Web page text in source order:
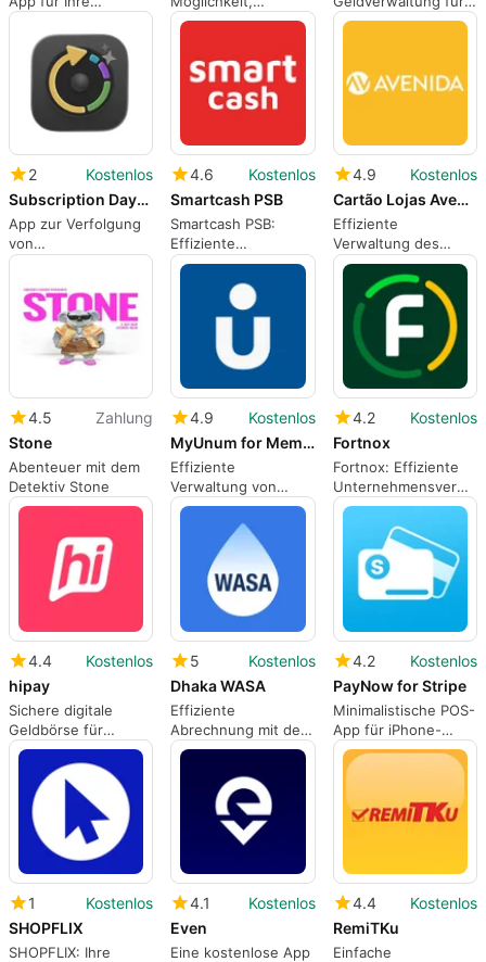
Aufgaben im
Immobilienmanagement
Ausgaben zu
teilen
alle
2
Kostenlos
Subscription Day2 Calendar
App zur Verfolgung
von
Dienstabonnements
4.6
Kostenlos
Smartcash PSB
Smartcash PSB:
Effiziente
Finanzverwaltung
auf dem iPhone
4.9
Kostenlos
Cartão Lojas Avenida
Effiziente
Verwaltung des
Cartão Avenida
4.5
Zahlung
Stone
Abenteuer mit dem
Detektiv Stone
4.9
Kostenlos
MyUnum for Members
Effiziente
Verwaltung von
Ansprüchen mit
4.2
Kostenlos
Fortnox
Fortnox: Effiziente
für iPhone
4.4
Kostenlos
hipay
Sichere digitale
Geldbörse für
iPhone-Nutzer
5
Kostenlos
Dhaka WASA
Effiziente
Abrechnung mit der
Dhaka WASA App
4.2
Kostenlos
PayNow for Stripe
Minimalistische POS-
App für iPhone-
Nutzer
1
Kostenlos
SHOPFLIX
SHOPFLIX: Ihre
4.1
Kostenlos
Even
Eine kostenlose App
4.4
Kostenlos
RemiTKu
Einfache